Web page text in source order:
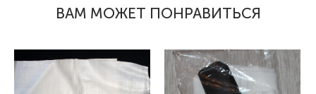
ВАМ МОЖЕТ ПОНРАВИТЬСЯ